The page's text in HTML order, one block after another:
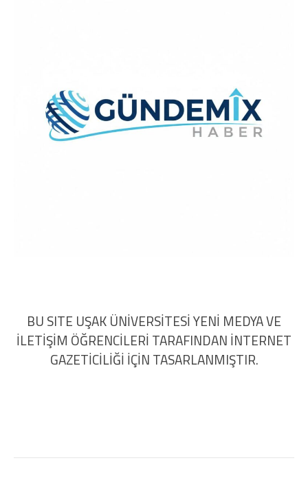
BU SITE UŞAK ÜNİVERSİTESİ YENİ MEDYA VE
İLETİŞİM ÖĞRENCİLERİ TARAFINDAN İNTERNET
GAZETİCİLİĞİ İÇİN TASARLANMIŞTIR.